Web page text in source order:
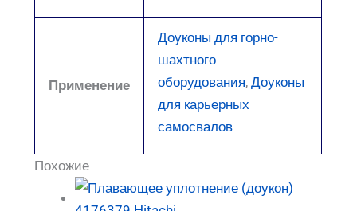
Применение
Доуконы для горно-
шахтного
оборудования,Доуконы
для карьерных
самосвалов
Похожие